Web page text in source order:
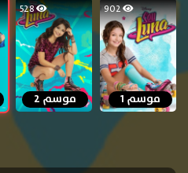
902
موسم 1
528
موسم 2